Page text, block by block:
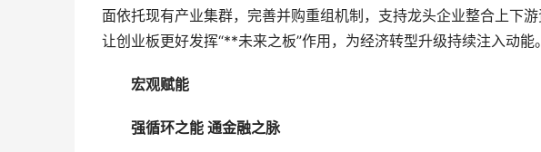
面依托现有产业集群，完善并购重组机制，支持龙头企业整合上下
让创业板更好发挥“**未来之板”作用，为经济转型升级持续注入动能。
宏观赋能
强循环之能 通金融之脉